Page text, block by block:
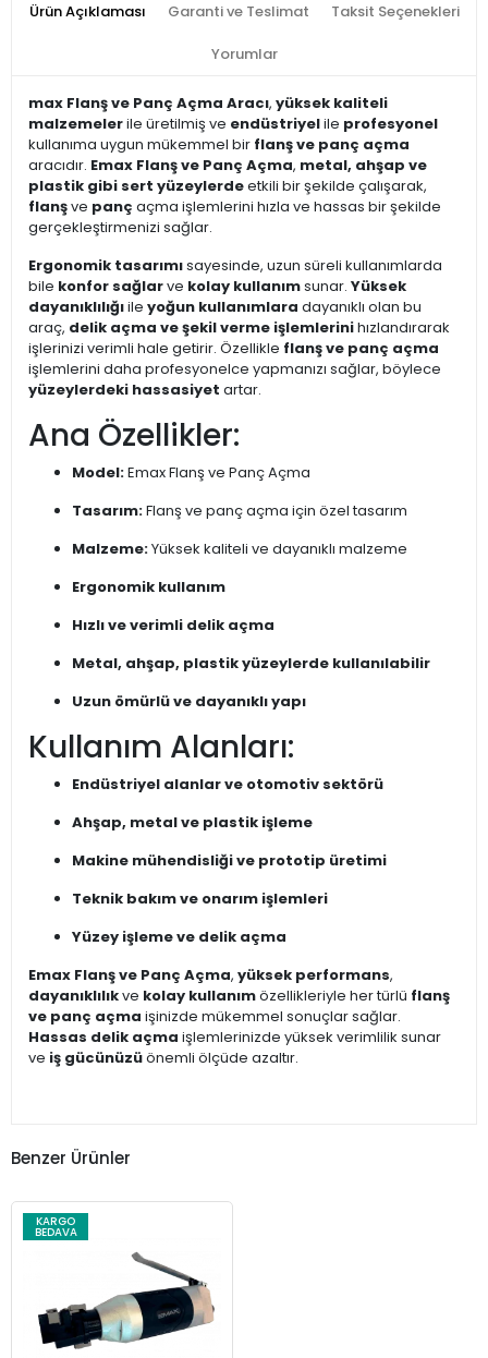
Ürün Açıklaması Garanti ve Teslimat Taksit Seçenekleri
Yorumlar
max Flanş ve Panç Açma Aracı, yüksek kaliteli
malzemelerile üretilmiş ve endüstriyelile profesyonel
kullanıma uygun mükemmel bir flanş ve panç açma
aracıdır. Emax Flanş ve Panç Açma, metal, ahşap ve
plastik gibi sert yüzeylerdeetkili bir şekilde çalışarak,
flanşve panç açma işlemlerini hızla ve hassas bir şekilde
gerçekleştirmenizi sağlar.
Ergonomik tasarımısayesinde, uzun süreli kullanımlarda
bile konfor sağlarve kolay kullanımsunar. Yüksek
dayanıklılığıile yoğun kullanımlara dayanıklı olan bu
araç, delik açma ve şekil verme işlemlerinihızlandırarak
işlerinizi verimli hale getirir. Özellikle flanş ve panç açma
işlemlerini daha profesyonelce yapmanızı sağlar, böylece
yüzeylerdeki hassasiyet artar.
Ana Özellikler:
Model:Emax Flanş ve Panç Açma
Tasarım:Flanş ve panç açma için özel tasarım
Malzeme:Yüksek kaliteli ve dayanıklı malzeme
Ergonomik kullanım
Hızlı ve verimli delik açma
Metal, ahşap, plastik yüzeylerde kullanılabilir
Uzun ömürlü ve dayanıklı yapı
Kullanım Alanları:
Endüstriyel alanlar ve otomotiv sektörü
Ahşap, metal ve plastik işleme
Makine mühendisliği ve prototip üretimi
Teknik bakım ve onarım işlemleri
Yüzey işleme ve delik açma
Emax Flanş ve Panç Açma, yüksek performans,
dayanıklılıkve kolay kullanımözellikleriyle her türlü flanş
ve panç açma işinizde mükemmel sonuçlar sağlar.
Hassas delik açma işlemlerinizde yüksek verimlilik sunar
ve iş gücünüzüönemli ölçüde azaltır.
Benzer Ürünler
KARGO
BEDAVA